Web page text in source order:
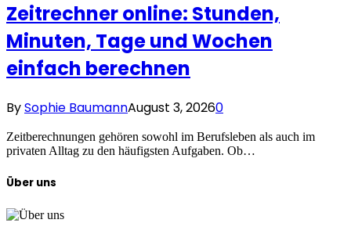
Zeitrechner online: Stunden,
Minuten, Tage und Wochen
einfach berechnen
BySophie BaumannAugust 3, 20260
Zeitberechnungen gehören sowohl im Berufsleben als auch im
privaten Alltag zu den häufigsten Aufgaben. Ob…
Über uns